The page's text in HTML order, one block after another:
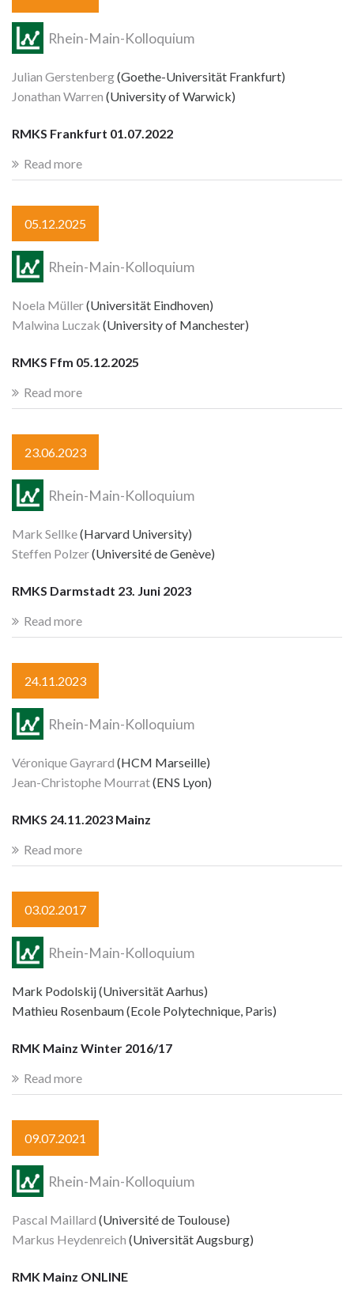
Rhein-Main-Kolloquium
Julian Gerstenberg(Goethe-Universität Frankfurt)
Jonathan Warren (University of Warwick)
RMKS Frankfurt 01.07.2022
Read more
05.12.2025
Rhein-Main-Kolloquium
Noela Müller(Universität Eindhoven)
Malwina Luczak (University of Manchester)
RMKS Ffm 05.12.2025
Read more
23.06.2023
Rhein-Main-Kolloquium
Mark Sellke(Harvard University)
Steffen Polzer(Université de Genève)
RMKS Darmstadt 23. Juni 2023
Read more
24.11.2023
Rhein-Main-Kolloquium
Véronique Gayrard (HCM Marseille)
Jean-Christophe Mourrat(ENS Lyon)
RMKS 24.11.2023 Mainz
Read more
03.02.2017
Rhein-Main-Kolloquium
Mark Podolskij (Universität Aarhus)
Mathieu Rosenbaum (Ecole Polytechnique, Paris)
RMK Mainz Winter 2016/17
Read more
09.07.2021
Rhein-Main-Kolloquium
Pascal Maillard (Université de Toulouse)
Markus Heydenreich (Universität Augsburg)
RMK Mainz ONLINE